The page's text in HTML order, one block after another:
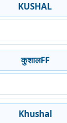
KUSHAL
कुशालFF
Khushal